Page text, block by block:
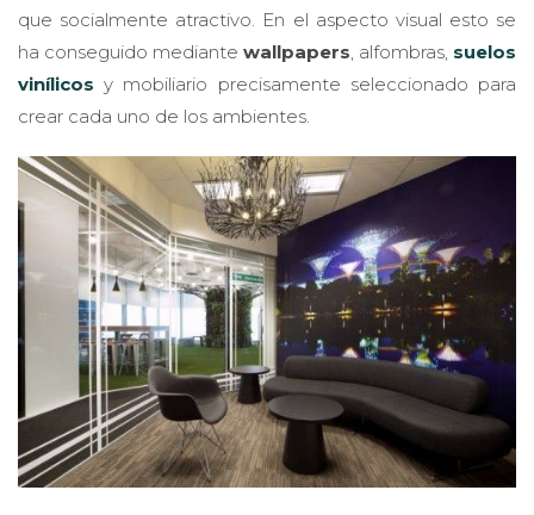
que socialmente atractivo. En el aspecto visual esto se
ha conseguido mediante wallpapers , alfombras, suelos
vinílicos y mobiliario precisamente seleccionado para
crear cada uno de los ambientes.